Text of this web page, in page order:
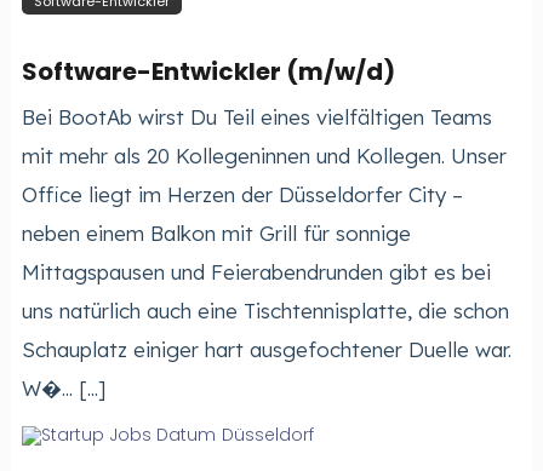
Software-Entwickler (m/w/d)
Bei BootAb wirst Du Teil eines vielfältigen Teams
mit mehr als 20 Kollegeninnen und Kollegen. Unser
Office liegt im Herzen der Düsseldorfer City –
neben einem Balkon mit Grill für sonnige
Mittagspausen und Feierabendrunden gibt es bei
uns natürlich auch eine Tischtennisplatte, die schon
Schauplatz einiger hart ausgefochtener Duelle war.
W�... [...]
Düsseldorf